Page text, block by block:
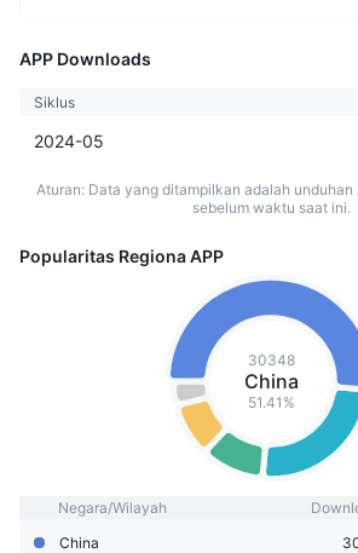
APP Downloads
Siklus
2024-05
Aturan: Data yang ditampilkan adalah unduhan
sebelum waktu saat ini.
Popularitas Regiona APP
30348
China
51.41%
Negara/Wilayah
China